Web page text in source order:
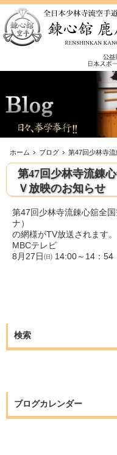
ホーム ブログ 第47回少林寺
第47回少林寺流錬
Ｖ放映のお知らせ
第47回少林寺流錬心舘全
ナ）
の網様がTV放送されます
MBCテレビ
8月27日㈰ 14:00～14：54
検索
ブログカレンダー